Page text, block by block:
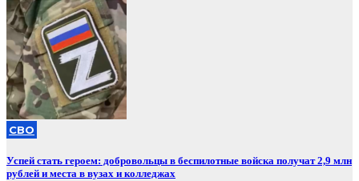
СВО
Успей стать героем: добровольцы в беспилотные войска получат 2,9 млн
рублей и места в вузах и колледжах